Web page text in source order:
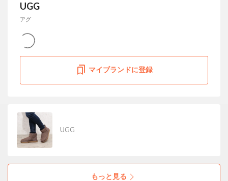
UGG
アグ
マイブランドに登録
UGG
もっと見る